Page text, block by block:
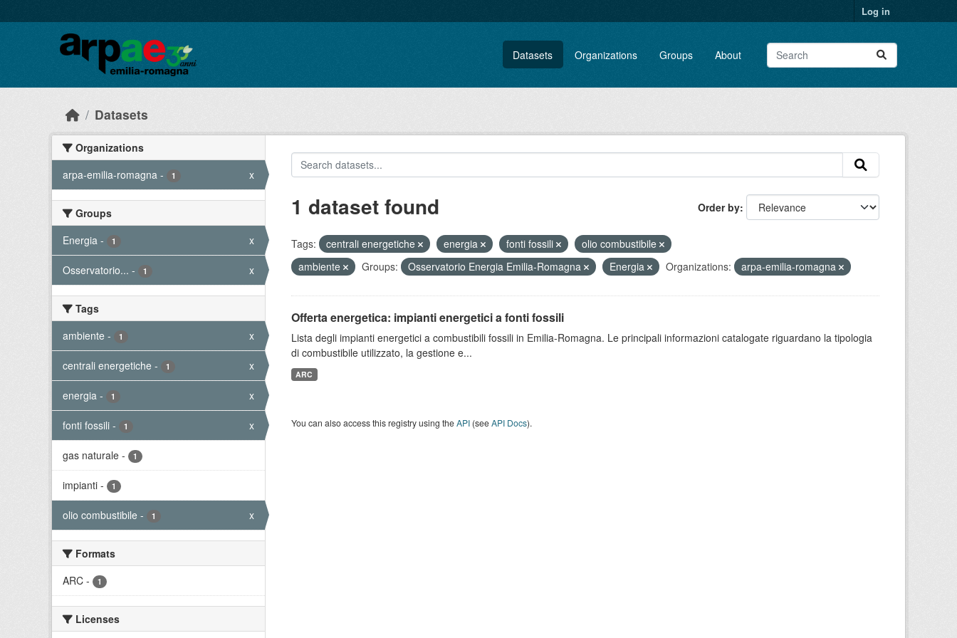
Log in
Datasets Organizations Groups About
Datasets
Organizations
arpa-emilia-romagna - 1 x
Groups
Energia - 1 x
Osservatorio... - 1 x
Tags
ambiente - 1 x
centrali energetiche - 1 x
energia - 1 x
fonti fossili - 1 x
gas naturale - 1
impianti - 1
olio combustibile - 1 x
Formats
ARC - 1
Licenses
Order by
1 dataset found
Tags: centrali energetiche energia fonti fossili
olio combustibile
ambiente
Groups: Osservatorio Energia Emilia-Romagna Energia Organizations: arpa-emilia-romagna
Offerta energetica: impianti energetici a fonti fossili
Lista degli impianti energetici a combustibili fossili in Emilia-Romagna. Le principali informazioni catalogate riguardano la tipologia
di combustibile utilizzato, la gestione e...
ARC
You can also access this registry using theAPI(seeAPI Docs).